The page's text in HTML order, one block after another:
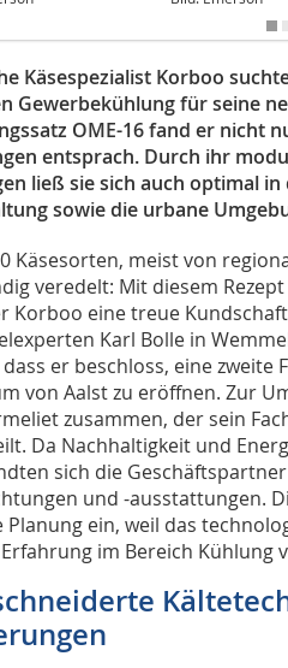
Käsespezialist Korboo
Gewerbekühlung für seine
OME-16 fand er nicht
entsprach. Durch ihr
ließ sie sich auch optimal
sowie die urbane
Käsesorten, meist von
veredelt: Mit diesem
Korboo eine treue
Karl Bolle in
er beschloss, eine
von Aalst zu eröffnen. Zur
zusammen, der sein
Da Nachhaltigkeit und
sich die
und -ausstattungen.
Planung ein, weil das
im Bereich Kühlung